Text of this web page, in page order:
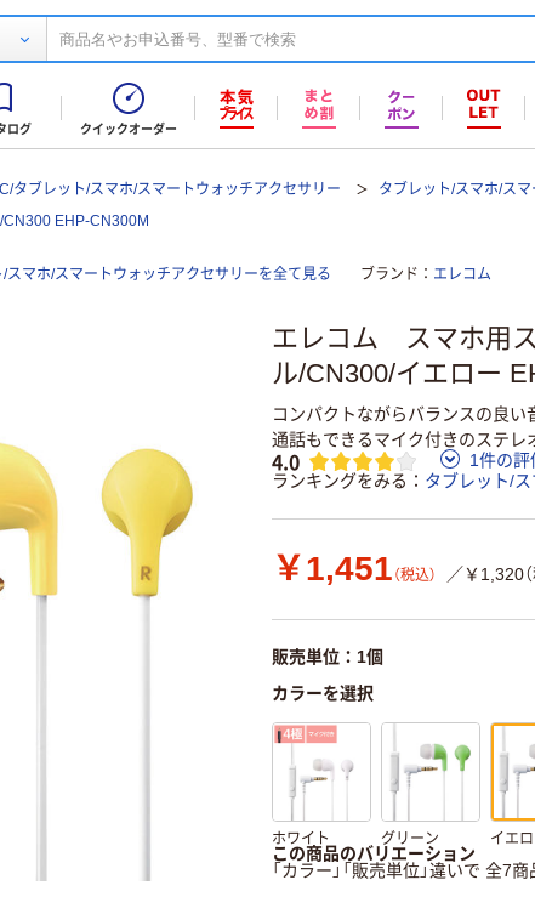
ログ クイックオーダー
タブレット/スマホ/スマートウォッチアクセサリー タブレット/スマホ/ス
/CN300 EHP-CN300M
スマホ/スマートウォッチアクセサリーを全て見る ブランド エレコム
エレコム スマホ用ス
ル/CN300/イエロー
コンパクトながらバランスの良い
通話もできるマイク付きのステレ
4.0 1件の評
ランキングをみる
タブレット/
￥1,451 （税込） ／￥1,320（
販売単位：1個
カラーを選択
ホワイト グリーン イエ
この商品のバリエーション
「カラー」「販売単位」違いで 全7商